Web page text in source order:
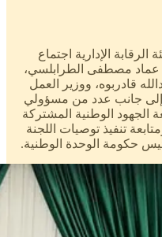
يونيو 2026، بمقر هيئة الرقابة الإدارية اجتماع
عماد مصطفى الطرابلسي،
قادربوه، ووزير العمل
إلى جانب عدد من مسؤولي
الجهود الوطنية المشتركة
تنفيذ توصيات اللجنة
حكومة الوحدة الوطنية.